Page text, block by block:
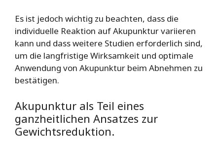
Es ist jedoch wichtig zu beachten, dass die
individuelle Reaktion auf Akupunktur variieren
kann und dass weitere Studien erforderlich sind,
um die langfristige Wirksamkeit und optimale
Anwendung von Akupunktur beim Abnehmen zu
bestätigen.
Akupunktur als Teil eines
ganzheitlichen Ansatzes zur
Gewichtsreduktion.